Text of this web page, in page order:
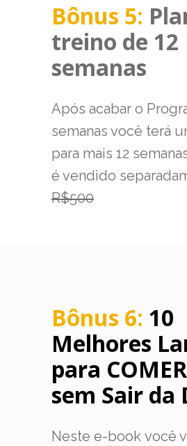
Bônus 5:
treino de 12
semanas
Após acabar o
semanas você terá
para mais 12
é vendido
R$500
Bônus 6: 10
Melhores
para
sem Sair da
Neste e-book você